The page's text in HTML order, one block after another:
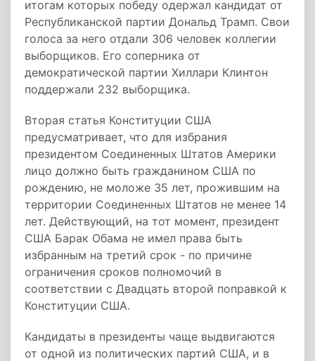
итогам которых победу одержал кандидат от
Республиканской партии Дональд Трамп. Свои
голоса за него отдали 306 человек коллегии
выборщиков. Его соперника от
демократической партии Хиллари Клинтон
поддержали 232 выборщика.
Вторая статья Конституции США
предусматривает, что для избрания
президентом Соединенных Штатов Америки
лицо должно быть гражданином США по
рождению, не моложе 35 лет, прожившим на
территории Соединенных Штатов не менее 14
лет. Действующий, на тот момент, президент
США Барак Обама не имел права быть
избранным на третий срок - по причине
ограничения сроков полномочий в
соответствии с Двадцать второй поправкой к
Конституции США.
Кандидаты в президенты чаще выдвигаются
от одной из политических партий США, и в